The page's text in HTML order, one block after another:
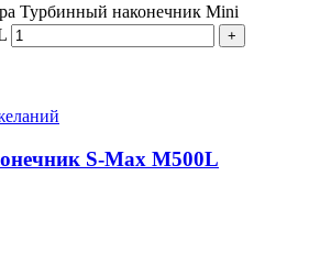
Турбинный наконечник Mini
S-Max M500L